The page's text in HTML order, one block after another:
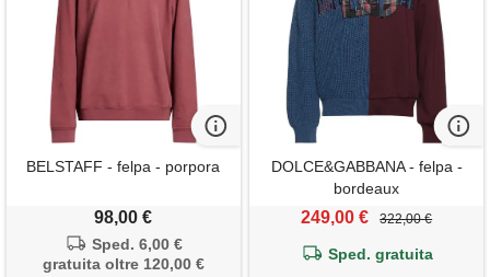
BELSTAFF - felpa - porpora
98,00 €
Sped. 6,00 €
gratuita oltre 120,00 €
DOLCE&GABBANA - felpa -
bordeaux
249,00 € 322,00 €
Sped. gratuita